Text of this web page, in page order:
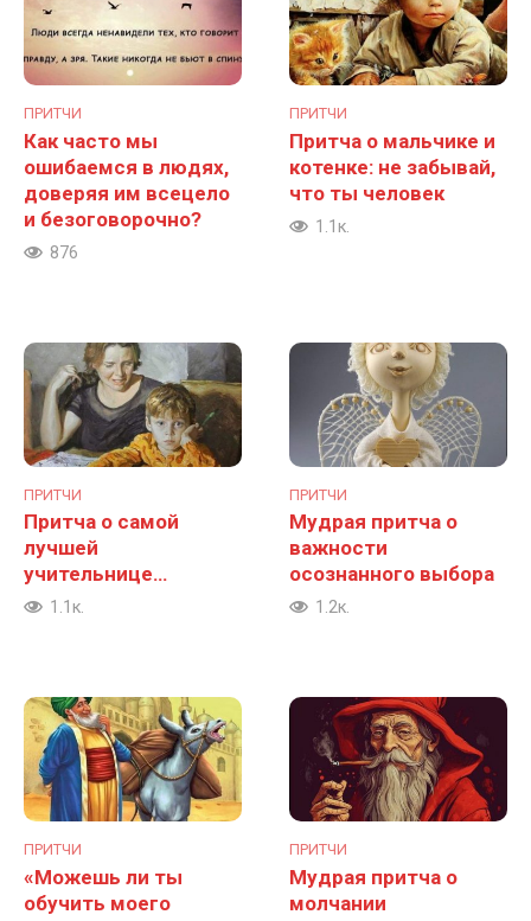
ПРИТЧИ
Как часто мы
ошибаемся в людях,
доверяя им всецело
и безоговорочно?
876
ПРИТЧИ
Притча о мальчике и
котенке: не забывай,
что ты человек
1.1к.
ПРИТЧИ
Притча о самой
лучшей
учительнице…
1.1к.
ПРИТЧИ
Мудрая притча о
важности
осознанного выбора
1.2к.
ПРИТЧИ
«Можешь ли ты
обучить моего
ПРИТЧИ
Мудрая притча о
молчании